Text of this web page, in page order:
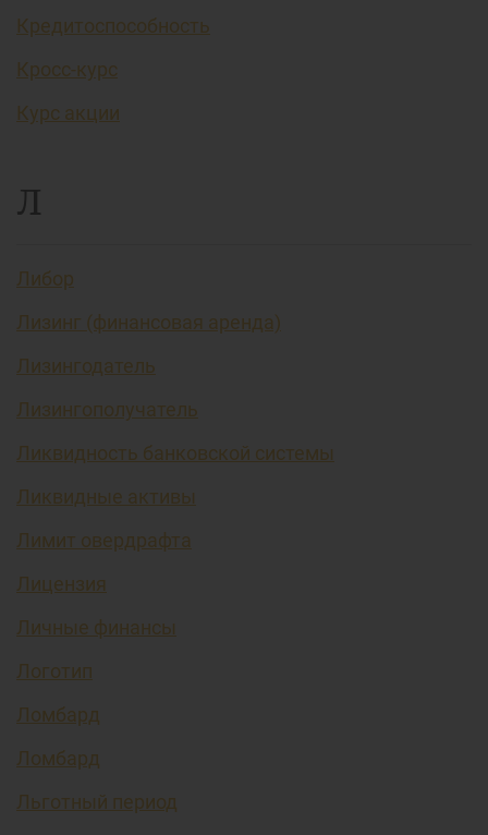
Кредитоспособность
Кросс-курс
Курс акции
Л
Либор
Лизинг (финансовая аренда)
Лизингодатель
Лизингополучатель
Ликвидность банковской системы
Ликвидные активы
Лимит овердрафта
Лицензия
Личные финансы
Логотип
Ломбард
Ломбард
Льготный период